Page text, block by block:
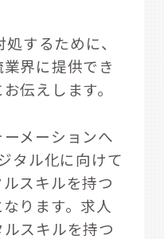
するために、
界に提供でき
伝えします。
メーションへ
タル化に向けて
スキルを持つ
ります。求人
スキルを持つ